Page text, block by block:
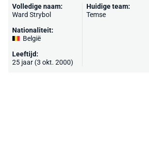
Volledige naam:
Ward Strybol
Nationaliteit:
België
Leeftijd:
25 jaar (3 okt. 2000)
Huidige team:
Temse